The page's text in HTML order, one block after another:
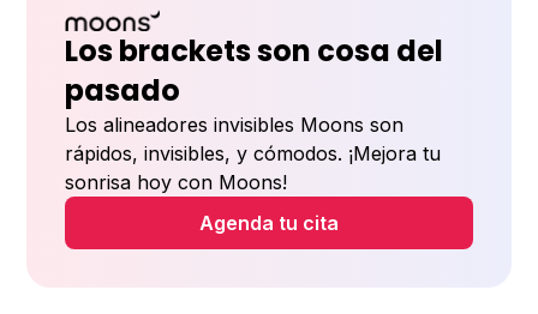
Los brackets son cosa del
pasado
Los alineadores invisibles Moons son
rápidos, invisibles, y cómodos. ¡Mejora tu
sonrisa hoy con Moons!
Agenda tu cita